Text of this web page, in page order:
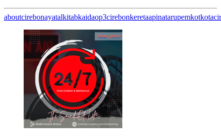
aboutcirebonayatalkitabkaidaop3cirebonkeretaapinataru